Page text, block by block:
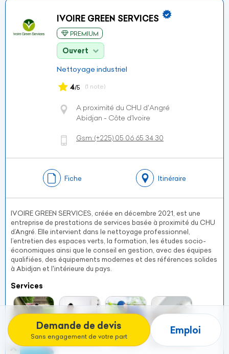
Demande de devis
Sans engagement de votre part
Emploi
IVOIRE GREEN SERVICES
PREMIUM
Ouvert
Nettoyage industriel
4/5 (1 note)
A proximité du CHU d'Angré
Abidjan - Côte d’Ivoire
Gsm:(+225) 05 06 65 34 30
Fiche Itinéraire
IVOIRE GREEN SERVICES, créée en décembre 2021, est une
entreprise de prestations de services basée à proximité du CHU
d’Angré. Elle intervient dans le nettoyage professionnel,
l’entretien des espaces verts, la formation, les études socio-
économiques ainsi que le conseil en gestion, avec des équipes
qualifiées, des équipements modernes et des références solides
à Abidjan et l'intérieure du pays.
Services
Entretien Splits